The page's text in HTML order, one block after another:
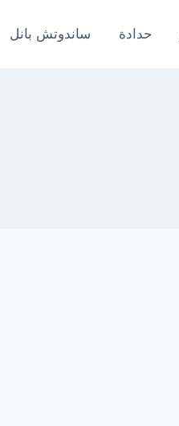
حدادة ساندوتش بانل